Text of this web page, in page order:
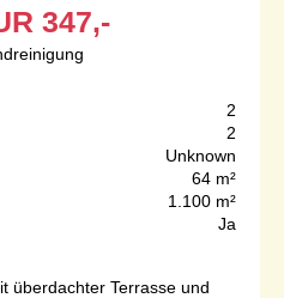
347,-
2
2
Unknown
64 m²
1.100 m²
Ja
überdachter Terrasse und